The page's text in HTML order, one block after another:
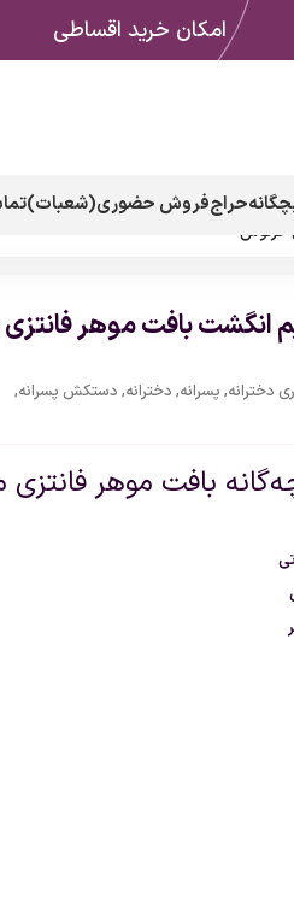
امکان خرید اقساطی
حراجفروش حضوری(شعبات)
خرگوش
انگشت بافت موهر
دخترانه, پسرانه, دخترانه, دستکش پسرانه,
بافت موهر فانتزی